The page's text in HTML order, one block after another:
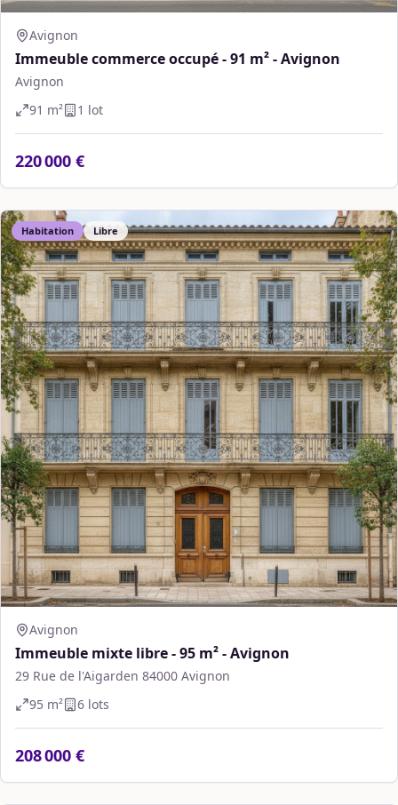
Avignon
Immeuble commerce occupé - 91 m² - Avignon
Avignon
91 m² 1 lot
220 000 €
Habitation Libre
Avignon
Immeuble mixte libre - 95 m² - Avignon
29 Rue de l'Aigarden 84000 Avignon
95 m² 6 lots
208 000 €